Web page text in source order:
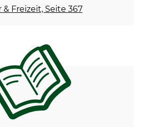
& Freizeit, Seite 367